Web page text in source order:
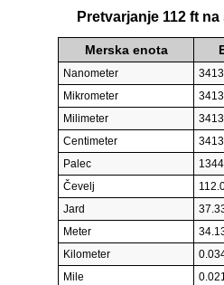
Pretvarjanje 112 ft
Merska enota
Nanometer
Mikrometer
Milimeter
Centimeter
Palec
Čevelj
Jard
Meter
Kilometer
Mile